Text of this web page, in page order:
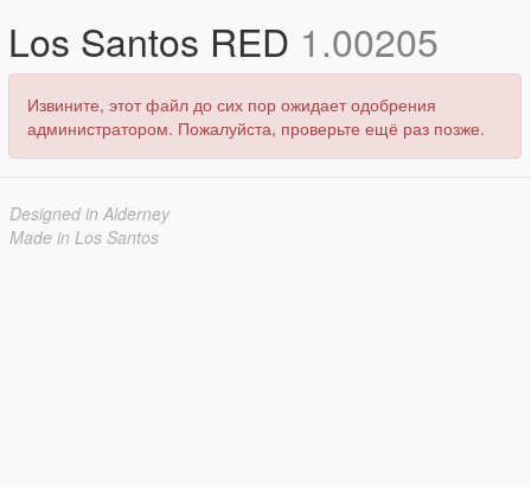
Los Santos RED 1.00205
Извините, этот файл до сих пор ожидает одобрения
администратором. Пожалуйста, проверьте ещё раз позже.
Designed in Alderney
Made in Los Santos